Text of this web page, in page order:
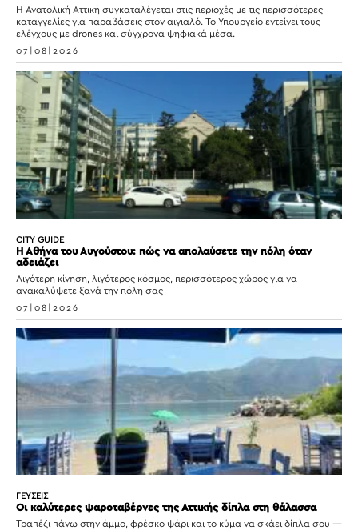
Η Ανατολική Αττική συγκαταλέγεται στις περιοχές με τις περισσότερες
καταγγελίες για παραβάσεις στον αιγιαλό. Το Υπουργείο εντείνει τους
ελέγχους με drones και σύγχρονα ψηφιακά μέσα.
07|08|2026
CITY GUIDE
Η Αθήνα του Αυγούστου: πώς να απολαύσετε την πόλη όταν
αδειάζει
Λιγότερη κίνηση, λιγότερος κόσμος, περισσότερος χώρος για να
ανακαλύψετε ξανά την πόλη σας
07|08|2026
ΓΕΥΣΕΙΣ
Οι καλύτερες ψαροταβέρνες της Αττικής δίπλα στη θάλασσα
Τραπέζι πάνω στην άμμο, φρέσκο ψάρι και το κύμα να σκάει δίπλα σου —